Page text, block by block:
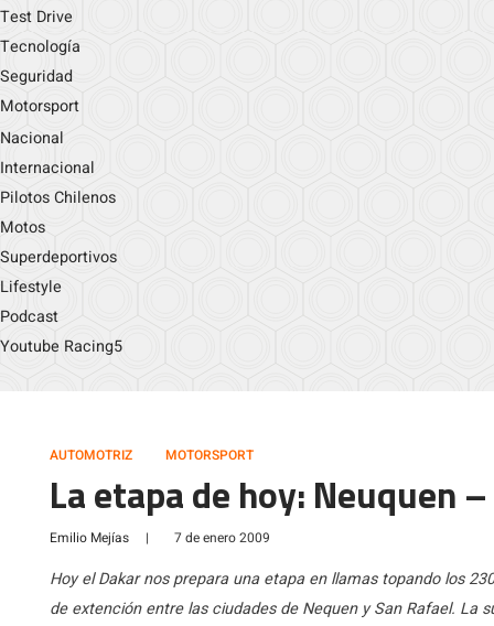
Test Drive
Tecnología
Seguridad
Motorsport
Nacional
Internacional
Pilotos Chilenos
Motos
Superdeportivos
Lifestyle
Podcast
Youtube Racing5
AUTOMOTRIZ MOTORSPORT
La etapa de hoy: Neuquen
Emilio Mejías | 7 de enero 2009
Hoy el Dakar nos prepara una etapa en llamas topando los
de extención entre las ciudades de Nequen y San Rafael.